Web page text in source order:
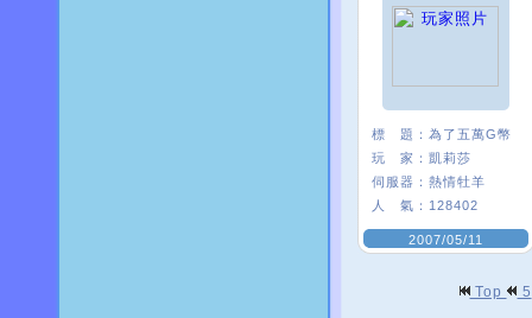
標 題： 為了五萬G幣
玩 家： 凱莉莎
伺服器： 熱情牡羊
人 氣： 128402
2007/05/11
Top 5